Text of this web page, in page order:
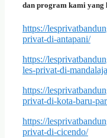
dan program kami yang
https://
privat-di-antapani/
https://
les-privat-di-
https://
privat-di-kota-baru-
https://
privat-di-cicendo/